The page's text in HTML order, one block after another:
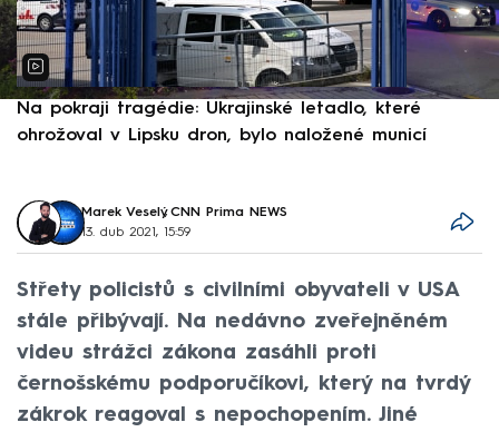
Na pokraji tragédie: Ukrajinské letadlo, které
ohrožoval v Lipsku dron, bylo naložené municí
Marek Veselý, CNN Prima NEWS
13. dub 2021, 15:59
Střety policistů s civilními obyvateli v USA
stále přibývají. Na nedávno zveřejněném
videu strážci zákona zasáhli proti
černošskému podporučíkovi, který na tvrdý
zákrok reagoval s nepochopením. Jiné